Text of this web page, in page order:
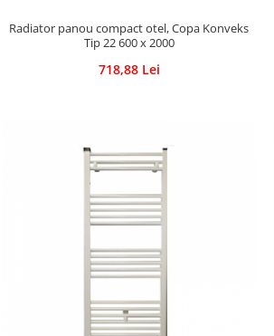
Radiator panou compact otel, Copa Konveks
Tip 22 600 x 2000
718,88 Lei